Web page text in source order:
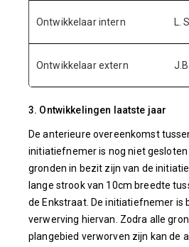
Ontwikkelaar intern L.
Ontwikkelaar extern
3. Ontwikkelingen laatste jaar
De anterieure overeenkomst
initiatiefnemer is nog niet
gronden in bezit zijn van de
lange strook van 10cm breedte
de Enkstraat. De initiatiefnemer is
verwerving hiervan. Zodra alle
plangebied verworven zijn kan de